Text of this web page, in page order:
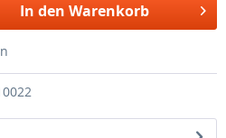
In den Warenkorb